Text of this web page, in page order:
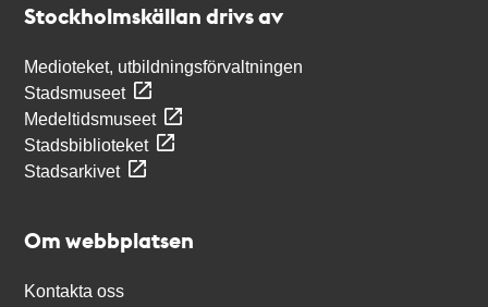
Stockholmskällan drivs av
Medioteket, utbildningsförvaltningen
Stadsmuseet
Medeltidsmuseet
Stadsbiblioteket
Stadsarkivet
Om webbplatsen
Kontakta oss